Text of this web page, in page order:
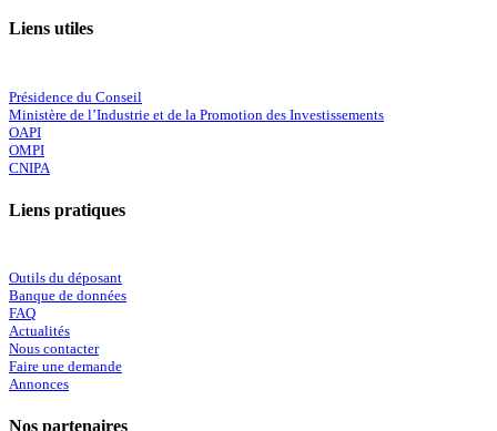
Liens utiles
Présidence du Conseil
Ministère de l’Industrie et de la Promotion des Investissements
OAPI
OMPI
CNIPA
Liens pratiques
Outils du déposant
Banque de données
FAQ
Actualités
Nous contacter
Faire une demande
Annonces
Nos partenaires